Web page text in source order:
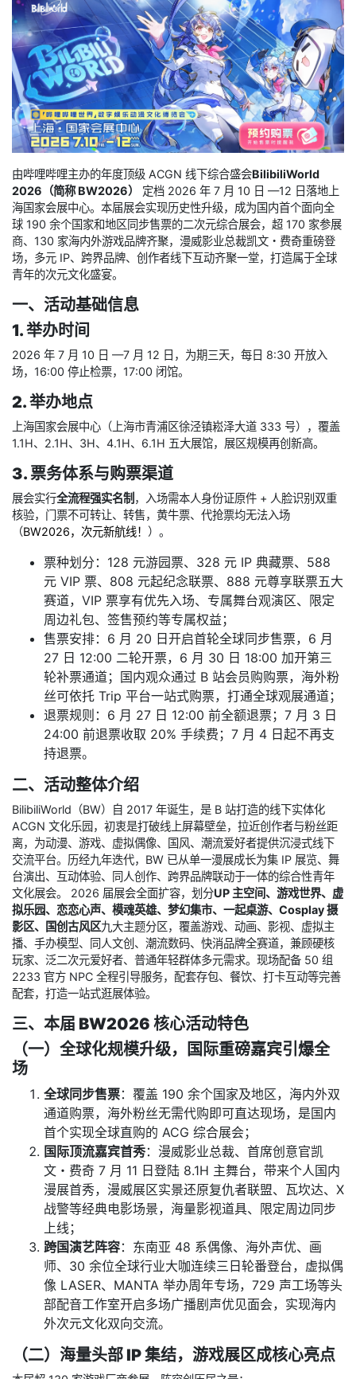
由哔哩哔哩主办的年度顶级 ACGN 线下综合盛会BilibiliWorld
2026（简称 BW2026）
定档 2026 年 7 月 10 日 —12 日落地上
海国家会展中心。本届展会实现历史性升级，成为国内首个面向全
球 190 余个国家和地区同步售票的二次元综合展会，超 170 家参展
商、130 家海内外游戏品牌齐聚，漫威影业总裁凯文・费奇重磅登
场，多元 IP、跨界品牌、创作者线下互动齐聚一堂，打造属于全球
青年的次元文化盛宴。
一、活动基础信息
1. 举办时间
2026 年 7 月 10 日 —7 月 12 日，为期三天，每日 8:30 开放入
场，16:00 停止检票，17:00 闭馆。
2. 举办地点
上海国家会展中心（上海市青浦区徐泾镇崧泽大道 333 号），覆盖
1.1H、2.1H、3H、4.1H、6.1H 五大展馆，展区规模再创新高。
3. 票务体系与购票渠道
展会实行全流程强实名制 ，入场需本人身份证原件 + 人脸识别双重
核验，门票不可转让、转售，黄牛票、代抢票均无法入场
（BW2026，次元新航线！ ）。
票种划分：128 元游园票、328 元 IP 典藏票、588
元 VIP 票、808 元起纪念联票、888 元尊享联票五大
赛道，VIP 票享有优先入场、专属舞台观演区、限定
周边礼包、签售预约等专属权益；
售票安排：6 月 20 日开启首轮全球同步售票，6 月
27 日 12:00 二轮开票，6 月 30 日 18:00 加开第三
轮补票通道；国内观众通过 B 站会员购购票，海外粉
丝可依托 Trip 平台一站式购票，打通全球观展通道；
退票规则：6 月 27 日 12:00 前全额退票；7 月 3 日
24:00 前退票收取 20% 手续费；7 月 4 日起不再支
持退票。
二、活动整体介绍
BilibiliWorld（BW）自 2017 年诞生，是 B 站打造的线下实体化
ACGN 文化乐园，初衷是打破线上屏幕壁垒，拉近创作者与粉丝距
离，为动漫、游戏、虚拟偶像、国风、潮流爱好者提供沉浸式线下
交流平台。历经九年迭代，BW 已从单一漫展成长为集 IP 展览、舞
台演出、互动体验、同人创作、跨界品牌联动于一体的综合性青年
文化展会。 2026 届展会全面扩容，划分UP 主空间、游戏世界、虚
拟乐园、恋恋心声、模魂英雄、梦幻集市、一起桌游、Cosplay 摄
影区、国创古风区九大主题分区，覆盖游戏、动画、影视、虚拟主
播、手办模型、同人文创、潮流数码、快消品牌全赛道，兼顾硬核
玩家、泛二次元爱好者、普通年轻群体多元需求。现场配备 50 组
2233 官方 NPC 全程引导服务，配套存包、餐饮、打卡互动等完善
配套，打造一站式逛展体验。
三、本届 BW2026 核心活动特色
（一）全球化规模升级，国际重磅嘉宾引爆全
场
全球同步售票：覆盖 190 余个国家及地区，海内外双
通道购票，海外粉丝无需代购即可直达现场，是国内
首个实现全球直购的 ACG 综合展会；
国际顶流嘉宾首秀：漫威影业总裁、首席创意官凯
文・费奇 7 月 11 日登陆 8.1H 主舞台，带来个人国内
漫展首秀，漫威展区实景还原复仇者联盟、瓦坎达、X
战警等经典电影场景，海量影视道具、限定周边同步
上线；
跨国演艺阵容：东南亚 48 系偶像、海外声优、画
师、30 余位全球行业大咖连续三日轮番登台，虚拟偶
像 LASER、MANTA 举办周年专场，729 声工场等头
部配音工作室开启多场广播剧声优见面会，实现海内
外次元文化双向交流。
（二）海量头部 IP 集结，游戏展区成核心亮点